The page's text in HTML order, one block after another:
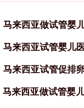
马来西亚做试管婴儿，成
马来西亚试管婴儿医院科普：为什么
马来西亚试管促排卵期间，卵
马来西亚做试管婴儿降调与